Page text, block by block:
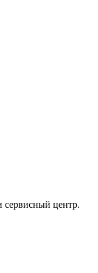
сервисный центр.